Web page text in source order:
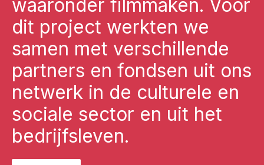
waaronder filmmaken. Voor
dit project werkten we
samen met verschillende
partners en fondsen uit ons
netwerk in de culturele en
sociale sector en uit het
bedrijfsleven.